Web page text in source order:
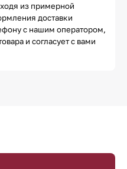
из примерной
доставки
с нашим оператором,
и согласует с вами